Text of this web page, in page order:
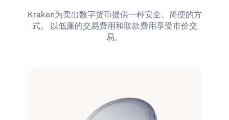
Kraken为卖出数字货币提供一种安全、简便的方
式。 以低廉的交易费用和取款费用享受市价交
易。